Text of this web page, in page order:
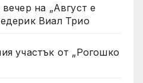
на „Август е
Виал Трио
участък от „Рогошко